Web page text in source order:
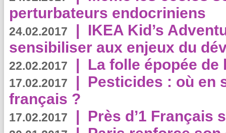
perturbateurs endocriniens
24.02.2017 | IKEA Kid’s
sensibiliser aux enjeux du
22.02.2017 | La folle épopée de
17.02.2017 | Pesticides : où en
français ?
17.02.2017 | Près d’1 Français